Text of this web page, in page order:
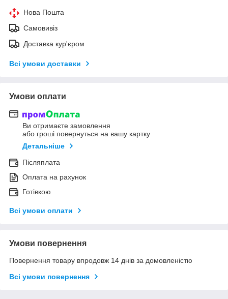
Нова Пошта
Самовивіз
Доставка кур'єром
Всі умови доставки
Умови оплати
Ви отримаєте замовлення
або гроші повернуться на вашу картку
Детальніше
Післяплата
Оплата на рахунок
Готівкою
Всі умови оплати
Умови повернення
Повернення товару впродовж 14 днів за домовленістю
Всі умови повернення